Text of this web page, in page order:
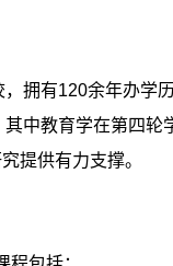
拥有120余年办学
中教育学在第四
提供有力支撑。